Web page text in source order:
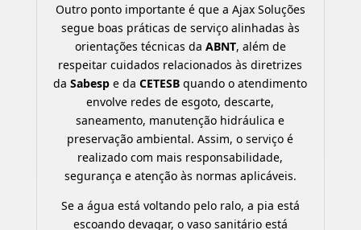
Outro ponto importante é que a Ajax Soluções
segue boas práticas de serviço alinhadas às
orientações técnicas da ABNT, além de
respeitar cuidados relacionados às diretrizes
daSabesp e daCETESB quando o atendimento
envolve redes de esgoto, descarte,
saneamento, manutenção hidráulica e
preservação ambiental. Assim, o serviço é
realizado com mais responsabilidade,
segurança e atenção às normas aplicáveis.
Se a água está voltando pelo ralo, a pia está
escoando devagar, o vaso sanitário está